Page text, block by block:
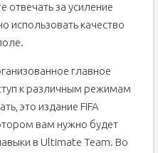
отвечать за усиление
использовать качество
главное
к различным режимам
это издание FIFA
вам нужно будет
в Ultimate Team. Во